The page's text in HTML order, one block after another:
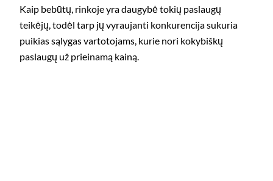
Kaip bebūtų, rinkoje yra daugybė tokių paslaugų
teikėjų, todėl tarp jų vyraujanti konkurencija sukuria
puikias sąlygas vartotojams, kurie nori kokybiškų
paslaugų už prieinamą kainą.